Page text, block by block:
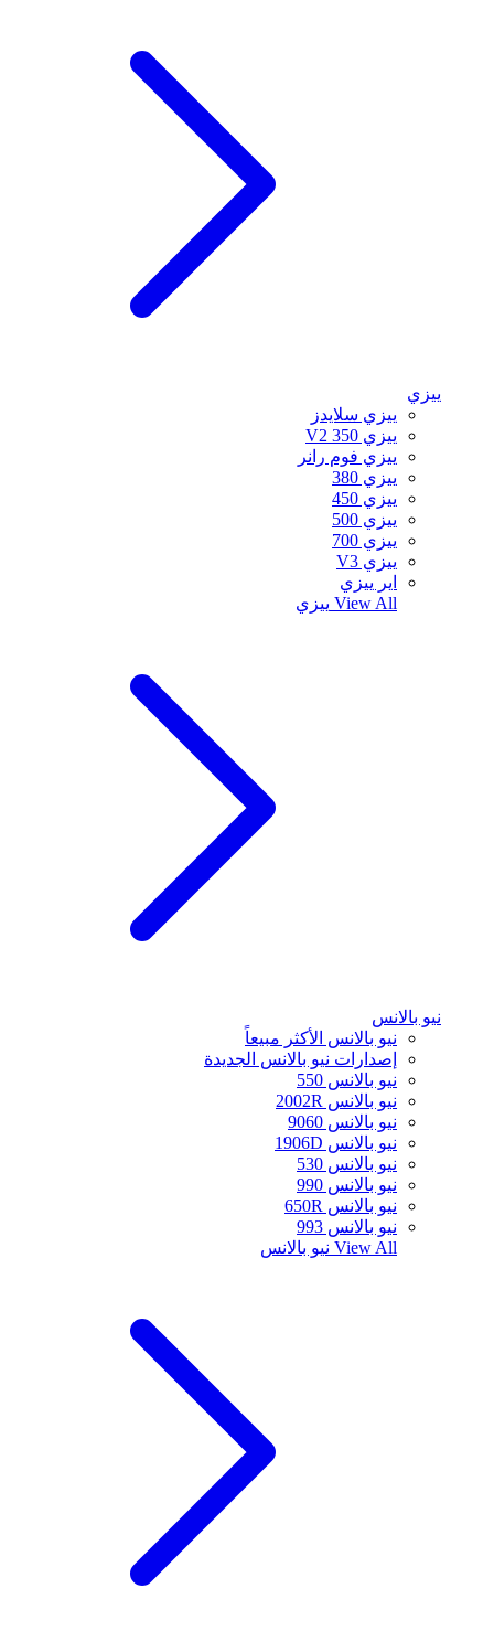
ييزي
ييزي سلايدز
ييزي 350 V2
ييزي فوم رانر
ييزي 380
ييزي 450
ييزي 500
ييزي 700
ييزي V3
اير ييزي
View All ييزي
نيو بالانس
نيو بالانس الأكثر مبيعاً
إصدارات نيو بالانس الجديدة
نيو بالانس 550
نيو بالانس 2002R
نيو بالانس 9060
نيو بالانس 1906D
نيو بالانس 530
نيو بالانس 990
نيو بالانس 650R
نيو بالانس 993
View All نيو بالانس